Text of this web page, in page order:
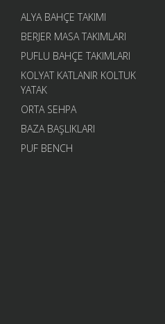
ALYA BAHÇE TAKIMI
BERJER MASA TAKIMLARI
PUFLU BAHÇE TAKIMLARI
KOLYAT KATLANIR KOLTUK
YATAK
ORTA SEHPA
BAZA BAŞLIKLARI
PUF BENCH